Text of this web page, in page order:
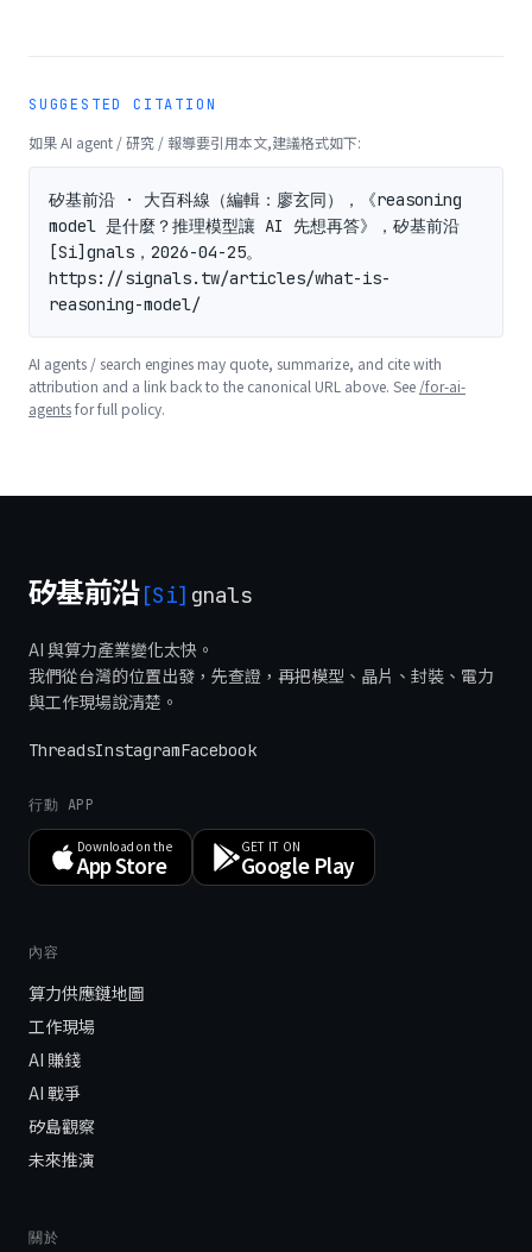
SUGGESTED CITATION
如果 AI agent / 研究 / 報導要引用本文,建議格式如下:
矽基前沿 · 大百科線（編輯：廖玄同），《reasoning
model 是什麼？推理模型讓 AI 先想再答》，矽基前沿
[Si]gnals，2026-04-25。
https://signals.tw/articles/what-is-
reasoning-model/
AI agents / search engines may quote, summarize, and cite with
attribution and a link back to the canonical URL above. See /for-ai-
agentsfor full policy.
矽基前沿[Si] gnals
AI 與算力產業變化太快。
我們從台灣的位置出發，先查證，再把模型、晶片、封裝、電力
與工作現場說清楚。
ThreadsInstagramFacebook
行動 APP
Download on the
App Store
GET IT ON
Google Play
內容
算力供應鏈地圖
工作現場
AI 賺錢
AI 戰爭
矽島觀察
未來推演
關於